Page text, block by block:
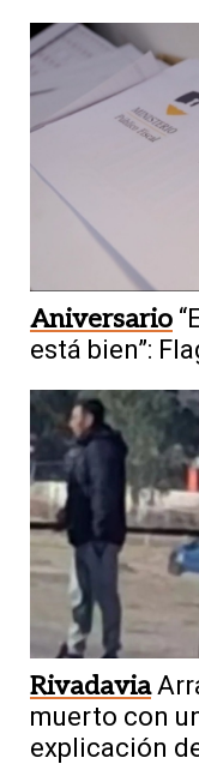
Aniversario
está bien”:
Rivadavia
muerto con
explicación